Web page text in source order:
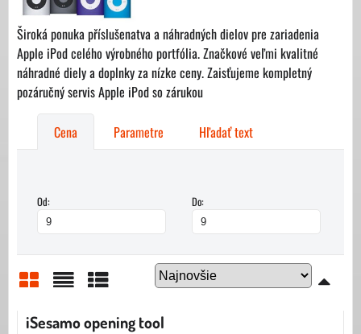
Široká ponuka příslušenatva a náhradných dielov pre zariadenia
Apple iPod celého výrobného portfólia. Značkové veľmi kvalitné
náhradné diely a doplnky za nízke ceny. Zaisťujeme kompletný
pozáručný servis Apple iPod so zárukou
Cena Parametre Hľadať text
Od: Do:
Mriežka Tabuľka
iSesamo opening tool